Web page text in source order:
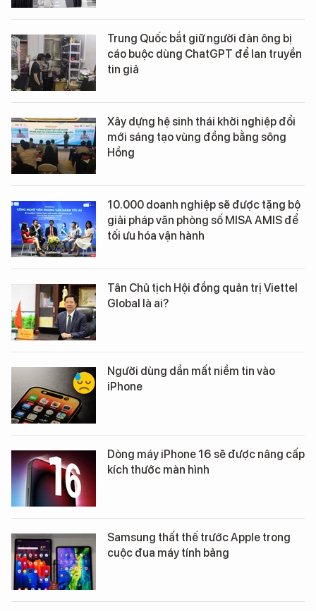
Trung Quốc bắt giữ người đàn ông bị
cáo buộc dùng ChatGPT để lan truyền
tin giả
Xây dựng hệ sinh thái khởi nghiệp đổi
mới sáng tạo vùng đồng bằng sông
Hồng
10.000 doanh nghiệp sẽ được tặng bộ
giải pháp văn phòng số MISA AMIS để
tối ưu hóa vận hành
Tân Chủ tịch Hội đồng quản trị Viettel
Global là ai?
Người dùng dần mất niềm tin vào
iPhone
Dòng máy iPhone 16 sẽ được nâng cấp
kích thước màn hình
Samsung thất thế trước Apple trong
cuộc đua máy tính bảng